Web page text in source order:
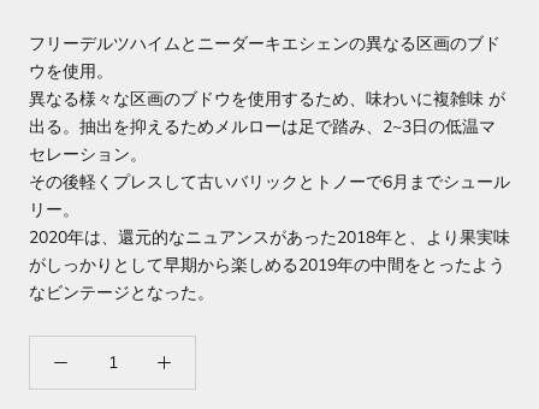
フリーデルツハイムとニーダーキエシェンの異なる区画のブド
ウを使用。
異なる様々な区画のブドウを使用するため、味わいに複雑味 が
出る。抽出を抑えるためメルローは足で踏み、2~3日の低温マ
セレーション。
その後軽くプレスして古いバリックとトノーで6月までシュール
リー。
2020年は、還元的なニュアンスがあった2018年と、より果実味
がしっかりとして早期から楽しめる2019年の中間をとったよう
なビンテージとなった。